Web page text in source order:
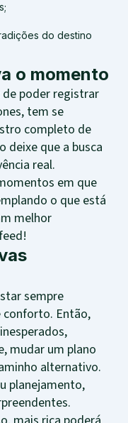
do destino
o momento
poder registrar
tem se
completo de
deixe que a busca
real.
em que
o que está
melhor
sempre
conforto. Então,
mudar um plano
alternativo.
planejamento,